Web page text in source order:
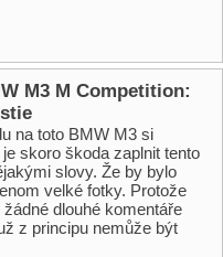
M3 M Competition:
na toto BMW M3 si
skoro škoda zaplnit tento
slovy. Že by bylo
velké fotky. Protože
žádné dlouhé komentáře
z principu nemůže být